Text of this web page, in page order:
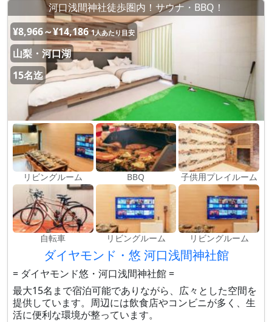
河口浅間神社徒歩圏内！サウナ・BBQ！
¥8,966～¥14,186 1人あたり目安
山梨・河口湖
15名迄
リビングルーム BBQ 子供用プレイルーム
自転車 リビングルーム リビングルーム
ダイヤモンド・悠 河口浅間神社館
= ダイヤモンド悠・河口浅間神社館 =
最大15名まで宿泊可能でありながら、広々とした空間を
提供しています。周辺には飲食店やコンビニが多く、生
活に便利な環境が整っています。